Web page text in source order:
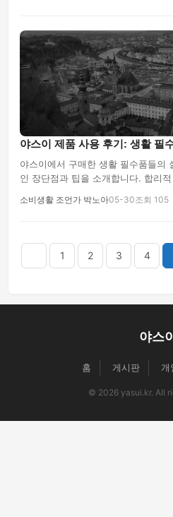
야스이 제품 사용 후기: 생활 필
야스이에서 구매한 생활 필수품들의
인 장단점과 팁을 소개합니다. 합리
소비생활 조언가 박노아05-30조회 105
1 2 3 4
야스이
홈 게시판 개
© 2026 yasui.kr. All